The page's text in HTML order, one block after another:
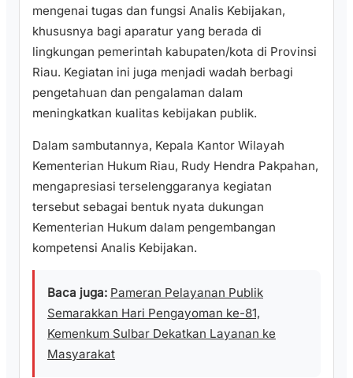
mengenai tugas dan fungsi Analis Kebijakan,
khususnya bagi aparatur yang berada di
lingkungan pemerintah kabupaten/kota di Provinsi
Riau. Kegiatan ini juga menjadi wadah berbagi
pengetahuan dan pengalaman dalam
meningkatkan kualitas kebijakan publik.
Dalam sambutannya, Kepala Kantor Wilayah
Kementerian Hukum Riau, Rudy Hendra Pakpahan,
mengapresiasi terselenggaranya kegiatan
tersebut sebagai bentuk nyata dukungan
Kementerian Hukum dalam pengembangan
kompetensi Analis Kebijakan.
Baca juga: Pameran Pelayanan Publik
Semarakkan Hari Pengayoman ke-81,
Kemenkum Sulbar Dekatkan Layanan ke
Masyarakat